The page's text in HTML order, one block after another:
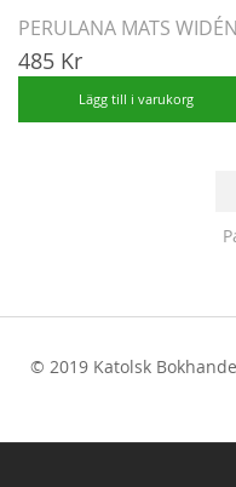
PERULANA MATS WIDÉN
485 Kr
Lägg till i varukorg
© 2019 Katolsk